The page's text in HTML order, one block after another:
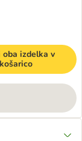
oba izdelka v
košarico